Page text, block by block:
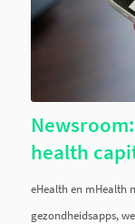
health
eHealth en mHealth
gezondheidsapps,